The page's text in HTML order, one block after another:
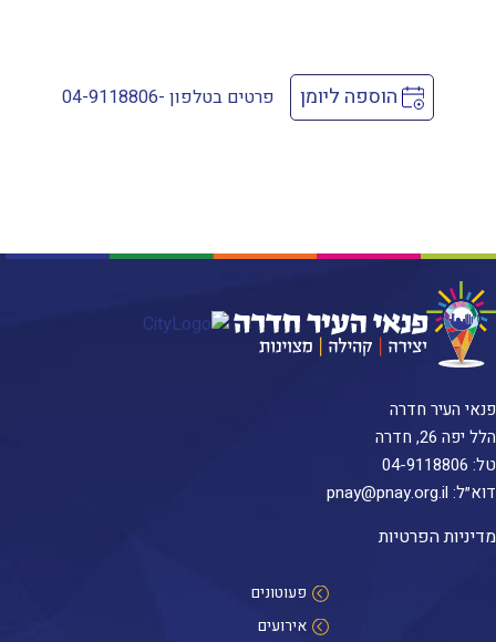
הוספה ליומן פרטים בטלפון -04-9118806
פנאי העיר חדרה
הלל יפה 26, חדרה
טל: 04-9118806
דוא״ל: pnay@pnay.org.il
מדיניות הפרטיות
פעוטונים
אירועים